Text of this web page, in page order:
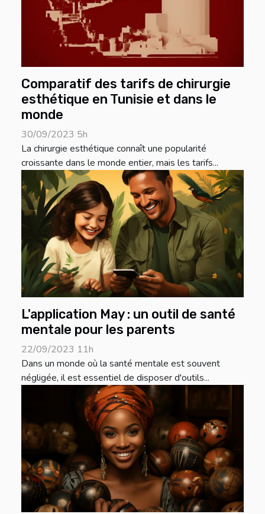
Comparatif des tarifs de chirurgie
esthétique en Tunisie et dans le
monde
30/09/2023 5h
La chirurgie esthétique connaît une popularité
croissante dans le monde entier, mais les tarifs...
L'application May : un outil de santé
mentale pour les parents
22/09/2023 11h
Dans un monde où la santé mentale est souvent
négligée, il est essentiel de disposer d'outils...